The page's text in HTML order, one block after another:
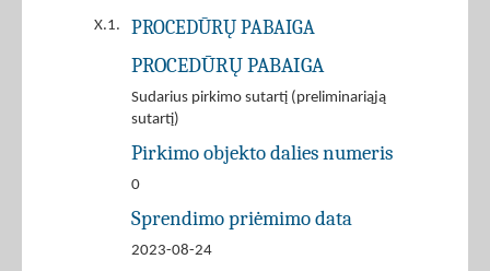
X.1. PROCEDŪRŲ PABAIGA
PROCEDŪRŲ PABAIGA
Sudarius pirkimo sutartį (preliminariąją
sutartį)
Pirkimo objekto dalies numeris
0
Sprendimo priėmimo data
2023-08-24